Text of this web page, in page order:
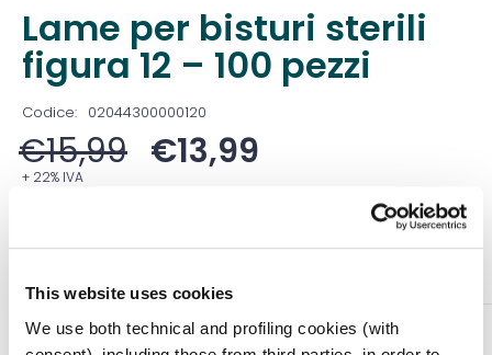
This website uses cookies
We use both technical and profiling cookies (with
Lame per bisturi sterili
figura 12 – 100 pezzi
Codice: 02044300000120
€15,99 €13,99
+ 22% IVA
DESCRIZIONE